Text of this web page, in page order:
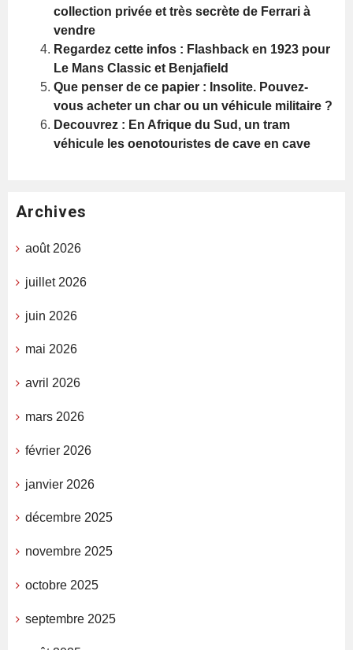
collection privée et très secrète de Ferrari à
vendre
Regardez cette infos : Flashback en 1923 pour
Le Mans Classic et Benjafield
Que penser de ce papier : Insolite. Pouvez-
vous acheter un char ou un véhicule militaire ?
Decouvrez : En Afrique du Sud, un tram
véhicule les oenotouristes de cave en cave
Archives
août 2026
juillet 2026
juin 2026
mai 2026
avril 2026
mars 2026
février 2026
janvier 2026
décembre 2025
novembre 2025
octobre 2025
septembre 2025